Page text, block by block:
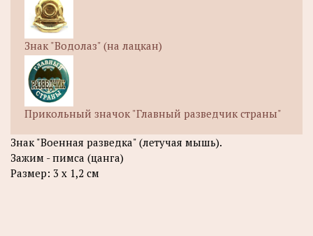
Знак "Водолаз" (на лацкан)
Прикольный значок "Главный разведчик страны"
Знак "Военная разведка" (летучая мышь).
Зажим - пимса (цанга)
Размер: 3 х 1,2 см